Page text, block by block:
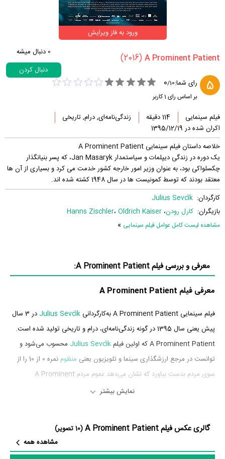
ورود به فاز ویرایش
(2016)
0 دنبال میشه
دنبال کردن
5 رای شما: 0/10
بر اساس رای 1کاربر
فیلم سینمایی 114 دقیقه
زندگی‌نامه‌ای, درام, تاریخی
اکران شده در 1395/12/19
خلاصه داستان فیلم سینمایی A Prominent Patient
یک دوره در زندگی دیپلمات و سیاستمدار Jan Masaryk، که پسر بنیانگذار
چکسلواکی بود، به عنوان وزیر امور خارجه کشور خدمت می کرد و بسیاری از آن ها
معتقد بودند که توسط کمونیست ها در سال 1948 کشته شده اند.
کارگردان: Julius Sevcík
بازیگران: کارل رودن، Hanns Zischler، Oldrich Kaiser
مشاهده لیست کامل عوامل فیلم سینمایی »
معرفی و بررسی فیلم A Prominent Patient:
معرفی فیلم A Prominent Patient
فیلم سینمایی A Prominent Patient به‌کارگردانی Julius Sevcík
در 3 سال
پیش یعنی سال 1395 در گونه زندگی‌نامه‌ای، درام و تاریخی تولید شده است.
A Prominent Patient که اولین فیلم
Julius Sevcík محسوب می‌شود و
توانست در مرجع ارزشگذاری سینما و تلویزیون یعنی منظوم
نمره 0 از 10 را از
سوی مردم بدست بیاورد که نشان می‌دهد عموم مردم A Prominent
بازیگران فیلم A Prominent Patient چه کسانی هستند؟ در A Prominent
Patient بازیگرانی چون
کارل رودندر نقش Jan Masaryk،Hanns
نمایش بیشتر
گالری عکس فیلم A Prominent Patient
(10 تصویر)
مشاهده همه